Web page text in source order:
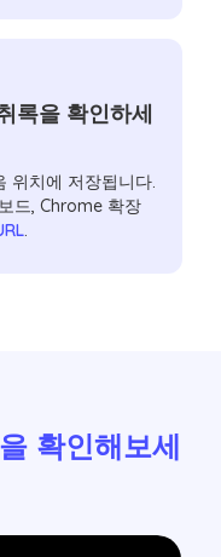
록을 확인하세
위치에 저장됩니다.
드, Chrome 확장
.
확인해보세